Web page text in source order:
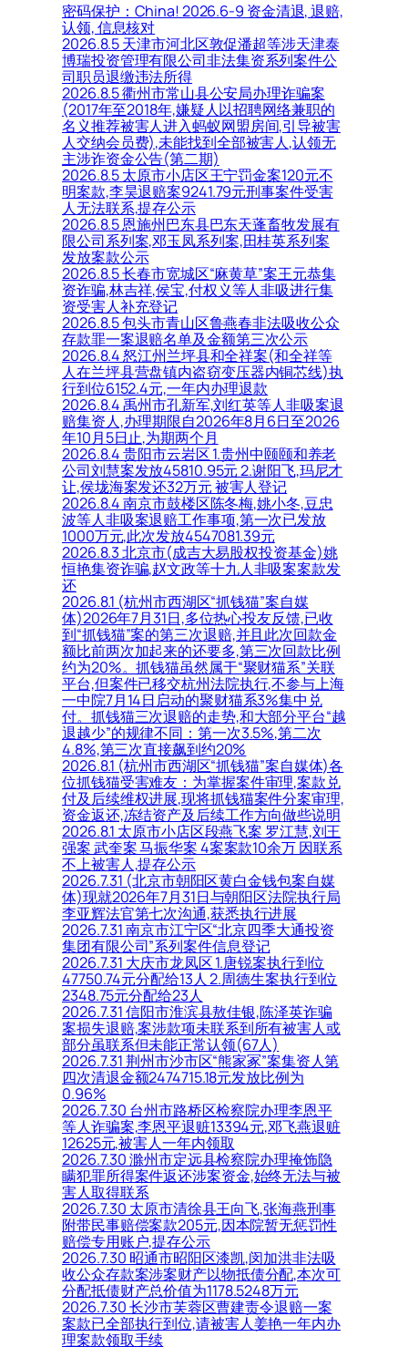
密码保护：China! 2026.6-9 资金清退, 退赔,
认领, 信息核对
2026.8.5 天津市河北区敦促潘超等涉天津泰
博瑞投资管理有限公司非法集资系列案件公
司职员退缴违法所得
2026.8.5 衢州市常山县公安局办理诈骗案
(2017年至2018年,嫌疑人以招聘网络兼职的
名义推荐被害人进入蚂蚁网盟房间,引导被害
人交纳会员费),未能找到全部被害人,认领无
主涉诈资金公告(第二期)
2026.8.5 太原市小店区王宁罚金案120元不
明案款,李昊退赔案9241.79元刑事案件受害
人无法联系,提存公示
2026.8.5 恩施州巴东县巴东天蓬畜牧发展有
限公司系列案,邓玉凤系列案,田桂英系列案
发放案款公示
2026.8.5 长春市宽城区“麻黄草”案王元恭集
资诈骗,林吉祥,侯宝,付权义等人非吸进行集
资受害人补充登记
2026.8.5 包头市青山区鲁燕春非法吸收公众
存款罪一案退赔名单及金额第三次公示
2026.8.4 怒江州兰坪县和全祥案(和全祥等
人在兰坪县营盘镇内盗窃变压器内铜芯线)执
行到位6152.4元,一年内办理退款
2026.8.4 禹州市孔新军,刘红英等人非吸案退
赔集资人,办理期限自2026年8月6日至2026
年10月5日止,为期两个月
2026.8.4 贵阳市云岩区 1.贵州中颐颐和养老
公司刘慧案发放45810.95元 2.谢阳飞,玛尼才
让,侯垅海案发还32万元 被害人登记
2026.8.4 南京市鼓楼区陈冬梅,姚小冬,豆忠
波等人非吸案退赔工作事项,第一次已发放
1000万元,此次发放4547081.39元
2026.8.3 北京市(成吉大易股权投资基金)姚
恒艳集资诈骗,赵文政等十九人非吸案案款发
还
2026.8.1 (杭州市西湖区“抓钱猫”案自媒
体)2026年7月31日,多位热心投友反馈,已收
到“抓钱猫”案的第三次退赔,并且此次回款金
额比前两次加起来的还要多,第三次回款比例
约为20%。抓钱猫虽然属于“聚财猫系”关联
平台,但案件已移交杭州法院执行,不参与上海
一中院7月14日启动的聚财猫系3%集中兑
付。抓钱猫三次退赔的走势,和大部分平台“越
退越少”的规律不同：第一次3.5%,第二次
4.8%,第三次直接飙到约20%
2026.8.1 (杭州市西湖区“抓钱猫”案自媒体)各
位抓钱猫受害难友：为掌握案件审理,案款兑
付及后续维权进展,现将抓钱猫案件分案审理,
资金返还,冻结资产及后续工作方向做些说明
2026.8.1 太原市小店区段燕飞案 罗江慧,刘王
强案 武奎案 马振华案 4案案款10余万 因联系
不上被害人,提存公示
2026.7.31 (北京市朝阳区黄白金钱包案自媒
体)现就2026年7月31日与朝阳区法院执行局
李亚辉法官第七次沟通,获悉执行进展
2026.7.31 南京市江宁区“北京四季大通投资
集团有限公司”系列案件信息登记
2026.7.31 大庆市龙凤区 1.唐锐案执行到位
47750.74元分配给13人 2.周德生案执行到位
2348.75元分配给23人
2026.7.31 信阳市淮滨县敖佳银,陈泽英诈骗
案损失退赔,案涉款项未联系到所有被害人或
部分虽联系但未能正常认领(67人)
2026.7.31 荆州市沙市区“熊家冢”案集资人第
四次清退金额2474715.18元发放比例为
0.96%
2026.7.30 台州市路桥区检察院办理李恩平
等人诈骗案,李恩平退赃13394元,邓飞燕退赃
12625元,被害人一年内领取
2026.7.30 滁州市定远县检察院办理掩饰隐
瞒犯罪所得案件返还涉案资金,始终无法与被
害人取得联系
2026.7.30 太原市清徐县王向飞,张海燕刑事
附带民事赔偿案款205元,因本院暂无惩罚性
赔偿专用账户,提存公示
2026.7.30 昭通市昭阳区漆凯,闵加洪非法吸
收公众存款案涉案财产以物抵债分配,本次可
分配抵债财产总价值为1178.5248万元
2026.7.30 长沙市芙蓉区曹建责令退赔一案
案款已全部执行到位,请被害人姜艳一年内办
理案款领取手续